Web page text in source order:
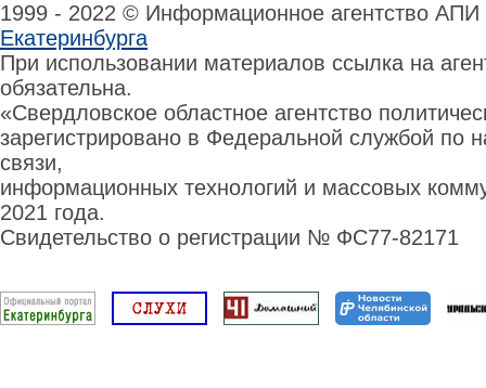
1999 - 2022 © Информационное агентство
Екатеринбурга
При использовании материалов ссылка на
обязательна.
«Свердловское областное агентство
зарегистрировано в Федеральной службой по
связи,
информационных технологий и массовых
2021 года.
Свидетельство о регистрации № ФС77-82171